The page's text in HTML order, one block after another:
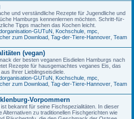
und verständliche Rezepte für Jugendliche und
Hamburgs kennenlernen möchten. Schritt-für-
Tipps machen das Kochen leicht.
GUTuN Kochschule mpc
zum Download Tag-der-Tiere-Hannover Team
(vegan)
der besten veganen Eisdielen Hamburgs nach
Rezepte für hausgemachtes veganes Eis, das
Ihrer Lieblingseisdiele.
GUTuN Kochschule mpc
zum Download Tag-der-Tiere-Hannover Team
Vorpommern
bekannt für seine Fischspezialitäten. In dieser
Alternativen zu traditionellen Fischgerichten wie